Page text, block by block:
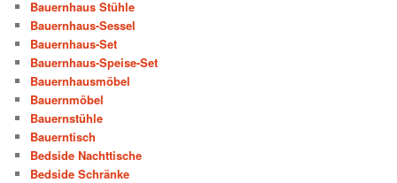
Bauernhaus Stühle
Bauernhaus-Sessel
Bauernhaus-Set
Bauernhaus-Speise-Set
Bauernhausmöbel
Bauernmöbel
Bauernstühle
Bauerntisch
Bedside Nachttische
Bedside Schränke